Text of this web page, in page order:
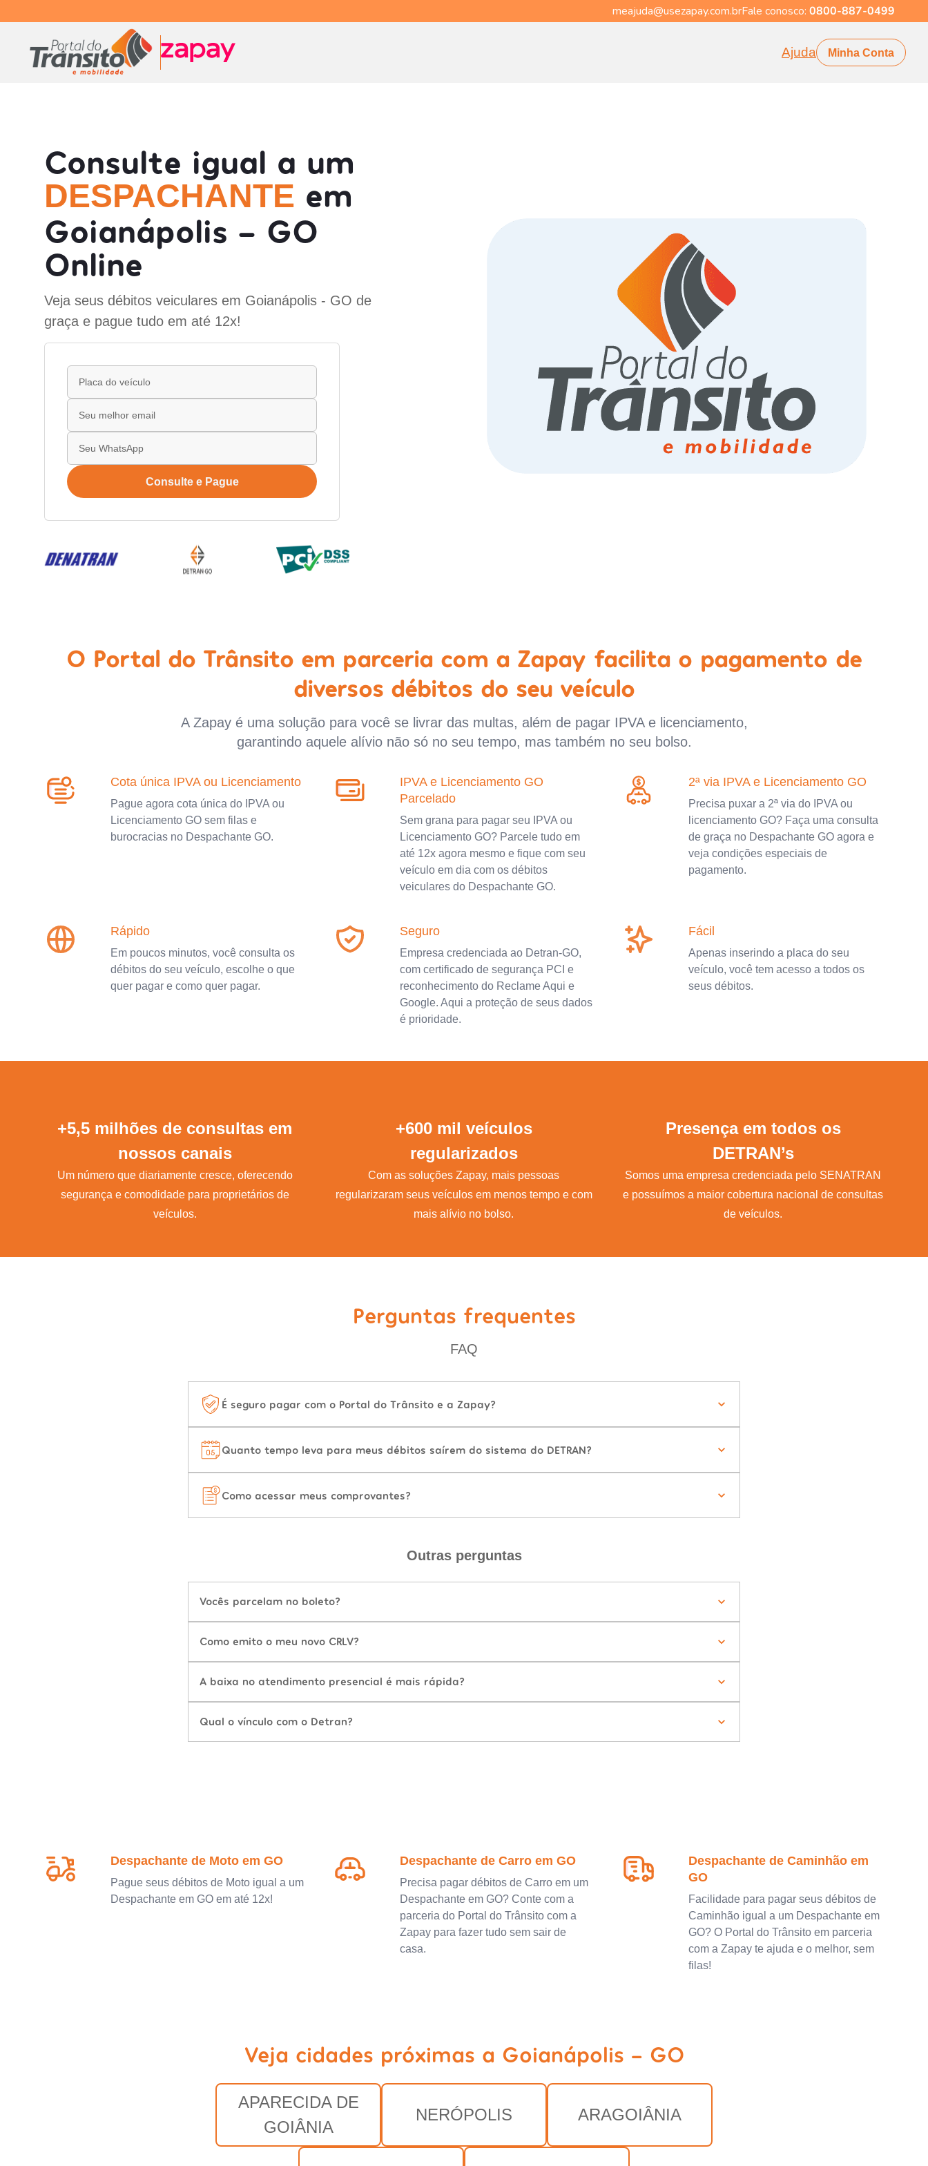
meajuda@usezapay.com.brFale conosco: 0800-887-0499
Ajuda Minha Conta
Consulte igual a um
DESPACHANTE em
Goianápolis - GO
Online
Veja seus débitos veiculares em Goianápolis - GO de
graça e pague tudo em até 12x!
Consulte e Pague
O Portal do Trânsito em parceria com a Zapay facilita o pagamento de
diversos débitos do seu veículo
A Zapay é uma solução para você se livrar das multas, além de pagar IPVA e licenciamento,
garantindo aquele alívio não só no seu tempo, mas também no seu bolso.
Cota única IPVA ou Licenciamento
Pague agora cota única do IPVA ou
Licenciamento GO sem filas e
burocracias no Despachante GO.
IPVA e Licenciamento GO
Parcelado
Sem grana para pagar seu IPVA ou
Licenciamento GO? Parcele tudo em
até 12x agora mesmo e fique com seu
veículo em dia com os débitos
veiculares do Despachante GO.
2ª via IPVA e Licenciamento GO
Precisa puxar a 2ª via do IPVA ou
licenciamento GO? Faça uma consulta
de graça no Despachante GO agora e
veja condições especiais de
pagamento.
Rápido
Em poucos minutos, você consulta os
débitos do seu veículo, escolhe o que
quer pagar e como quer pagar.
Seguro
Empresa credenciada ao Detran-GO,
com certificado de segurança PCI e
reconhecimento do Reclame Aqui e
Google. Aqui a proteção de seus dados
é prioridade.
Fácil
Apenas inserindo a placa do seu
veículo, você tem acesso a todos os
seus débitos.
+5,5 milhões de consultas em
nossos canais
Um número que diariamente cresce, oferecendo
segurança e comodidade para proprietários de
veículos.
+600 mil veículos
regularizados
Com as soluções Zapay, mais pessoas
regularizaram seus veículos em menos tempo e com
mais alívio no bolso.
Presença em todos os
DETRAN’s
Somos uma empresa credenciada pelo SENATRAN
e possuímos a maior cobertura nacional de consultas
de veículos.
Perguntas frequentes
FAQ
É seguro pagar com o Portal do Trânsito e a Zapay?
Quanto tempo leva para meus débitos saírem do sistema do DETRAN?
Como acessar meus comprovantes?
Outras perguntas
Vocês parcelam no boleto?
Como emito o meu novo CRLV?
A baixa no atendimento presencial é mais rápida?
Qual o vínculo com o Detran?
Despachante de Moto em GO
Pague seus débitos de Moto igual a um
Despachante em GO em até 12x!
Despachante de Carro em GO
Precisa pagar débitos de Carro em um
Despachante em GO? Conte com a
parceria do Portal do Trânsito com a
Zapay para fazer tudo sem sair de
casa.
Despachante de Caminhão em
GO
Facilidade para pagar seus débitos de
Caminhão igual a um Despachante em
GO? O Portal do Trânsito em parceria
com a Zapay te ajuda e o melhor, sem
filas!
Veja cidades próximas a Goianápolis - GO
APARECIDA DE
GOIÂNIA
NERÓPOLIS ARAGOIÂNIA